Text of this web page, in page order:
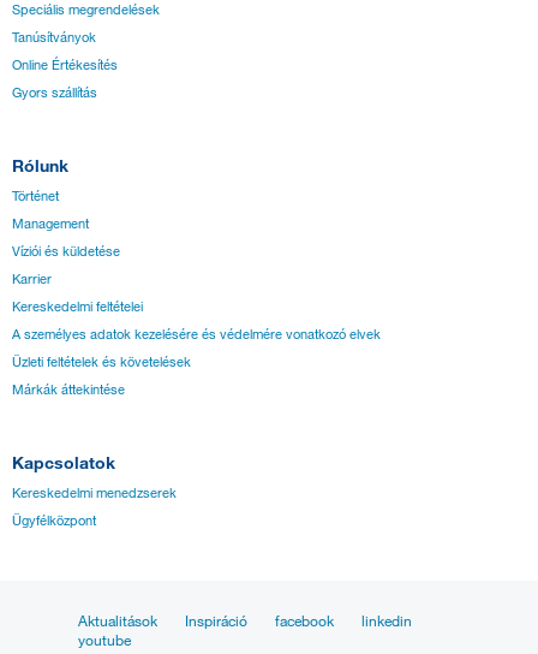
Speciális megrendelések
Tanúsítványok
Online Értékesítés
Gyors szállítás
Rólunk
Történet
Management
Víziói és küldetése
Karrier
Kereskedelmi feltételei
A személyes adatok kezelésére és védelmére vonatkozó elvek
Üzleti feltételek és követelések
Márkák áttekintése
Kapcsolatok
Kereskedelmi menedzserek
Ügyfélközpont
Aktualitások Inspiráció facebook
linkedin
youtube